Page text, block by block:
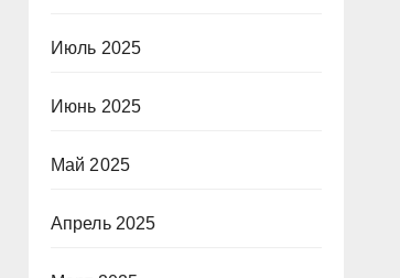
Июль 2025
Июнь 2025
Май 2025
Апрель 2025